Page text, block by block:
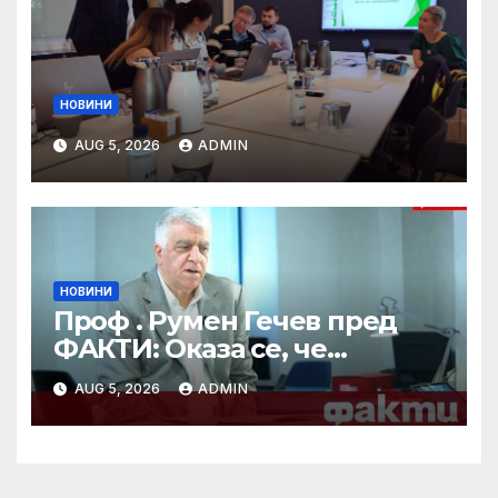
НОВИНИ
AUG 5, 2026 ADMIN
НОВИНИ
Проф . Румен Гечев пред
ФАКТИ: Оказа се, че
партията ми
AUG 5, 2026 ADMIN